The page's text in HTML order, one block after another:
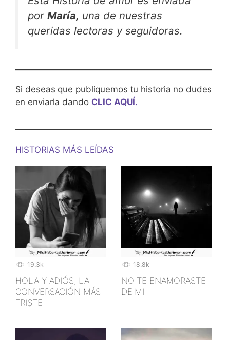
por María, una de nuestras
queridas lectoras y seguidoras.
Si deseas que publiquemos tu historia no dudes
en enviarla dando CLIC AQUÍ.
HISTORIAS MÁS LEÍDAS
19.3k
HOLA Y ADIÓS, LA
CONVERSACIÓN MÁS
TRISTE
18.8k
NO TE ENAMORASTE
DE MI